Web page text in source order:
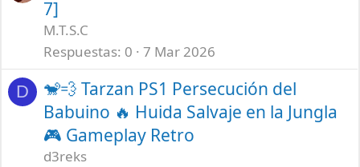
7]
M.T.S.C
Respuestas 0 7 Mar 2026
D
🐒💨 Tarzan PS1 Persecución del
Babuino 🔥 Huida Salvaje en la Jungla
🎮 Gameplay Retro
d3reks